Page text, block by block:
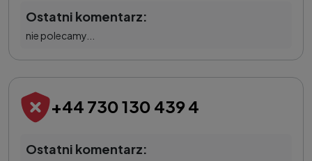
Ostatni komentarz:
nie polecamy...
+44 730 130 439 4
Ostatni komentarz: